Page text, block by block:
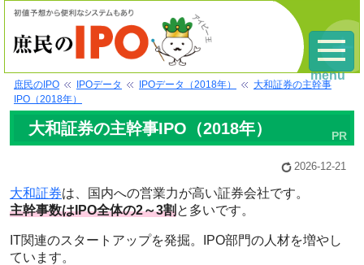
庶民のIPO IPOデータ IPOデータ（2018年）
大和証券の主幹事
IPO（2018年）
大和証券の主幹事IPO（2018年）
2026-12-21
大和証券は、国内への営業力が高い証券会社です。
主幹事数はIPO全体の2～3割 と多いです。
IT関連のスタートアップを発掘。IPO部門の人材を増やし
ています。
menu